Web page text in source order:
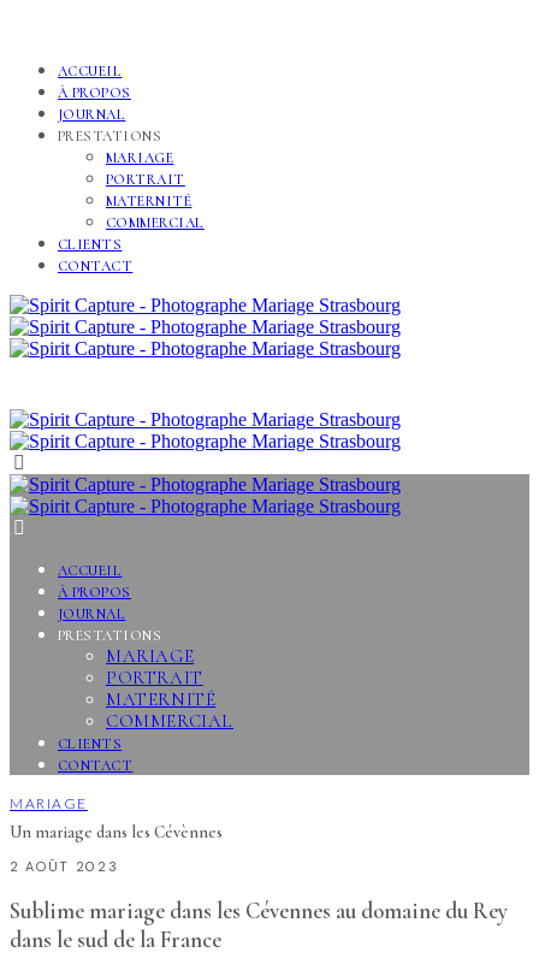
ACCUEIL
À PROPOS
JOURNAL
PRESTATIONS
MARIAGE
PORTRAIT
MATERNITÉ
COMMERCIAL
CLIENTS
CONTACT
ACCUEIL
À PROPOS
JOURNAL
PRESTATIONS
MARIAGE
PORTRAIT
MATERNITÉ
COMMERCIAL
CLIENTS
CONTACT
MARIAGE
Un mariage dans les Cévènnes
2 AOÛT 2023
Sublime mariage dans les Cévennes au domaine du Rey
dans le sud de la France